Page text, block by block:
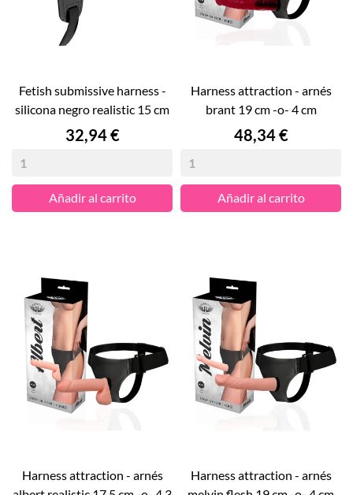
fetish submissive harness -
silicona negro realistic 15 cm
Precio
32,94 €
Añadir al carrito
harness attraction - arnés
brant 19 cm -o- 4 cm
Precio
48,34 €
Añadir al carrito
harness attraction - arnés
harness attraction - arnés